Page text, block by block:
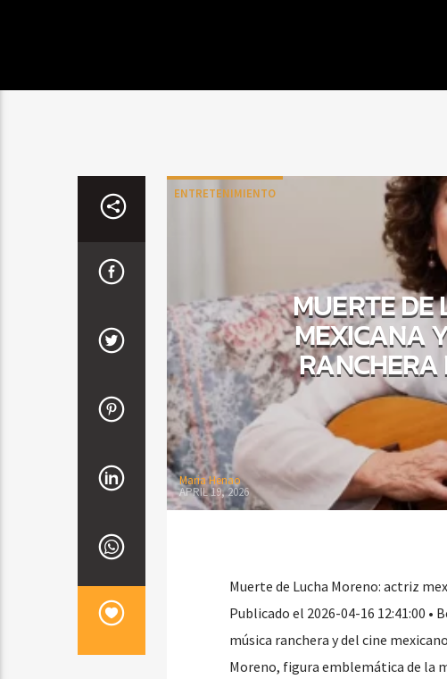
ENTRETENIMIENTO
MUERTE DE
MEXICANA
Maria Henao
APRIL 19, 2026
Muerte de Lucha Moreno: actriz
Publicado el 2026-04-16 12:41:00 •
música ranchera y del cine
Moreno, figura emblemática de la